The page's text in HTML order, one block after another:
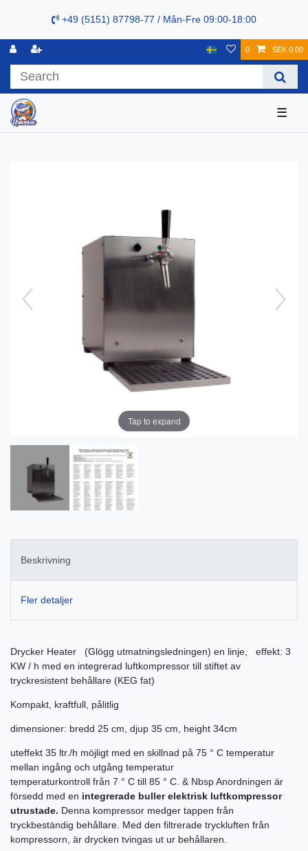
+49 (5151) 87798-77 / Mån-Fre 09:00-18:00
0 SEK 0.00
☰
Tap to expand
Beskrivning
Fler detaljer
Drycker Heater (Glögg utmatningsledningen) en linje, effekt: 3
KW / h med en integrerad luftkompressor till stiftet av
tryckresistent behållare (KEG fat)
Kompakt, kraftfull, pålitlig
dimensioner: bredd 25 cm, djup 35 cm, height 34cm
uteffekt 35 ltr./h möjligt med en skillnad på 75 ° C temperatur
mellan ingång och utgång temperatur
temperaturkontroll från 7 ° C till 85 ° C. & Nbsp Anordningen är
försedd med en integrerade buller elektrisk luftkompressor
utrustade. Denna kompressor medger tappen från
tryckbeständig behållare. Med den filtrerade tryckluften från
kompressorn, är drycken tvingas ut ur behållaren.